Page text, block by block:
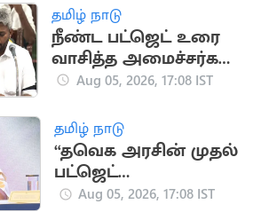
தமிழ் நாடு
நீண்ட பட்ஜெட் உரை
வாசித்த அமைச்சர்கள்
பட்டியலில் மரிய
Aug 05, 2026, 17:08 IST
தமிழ் நாடு
“தவெக அரசின் முதல்
பட்ஜெட்
யதார்த்தமானது”..
Aug 05, 2026, 17:08 IST